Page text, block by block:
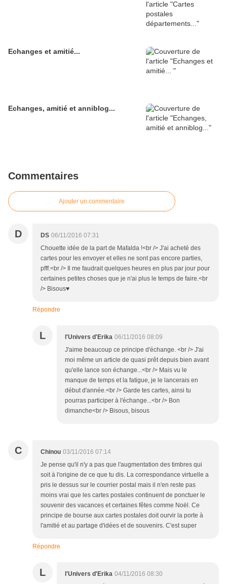
Echanges et amitié...
Echanges, amitié et anniblog...
Commentaires
Ajouter un commentaire
D DS 06/11/2016 07:31
Chouette idée de la part de Mafalda !<br /> J'ai acheté des
cartes pour les envoyer et elles ne sont pas encore parties,
pfff.<br /> Il me faudrait quelques heures en plus par jour pour
certaines petites choses que je n'ai plus le temps de faire.<br
/> Bisous♥
Répondre
L l'Univers d'Erika 06/11/2016 08:09
J'aime beaucoup ce principe d'échange. <br /> J'ai
moi même un article de quasi prêt depuis bien avant
qu'elle lance son échange...<br /> Mais vu le
manque de temps et la fatigue, je le lancerais en
début d'année.<br /> Garde tes cartes, ainsi tu
pourras participer à l'échange...<br /> Bon
dimanche<br /> Bisous, bisous
C Chinou 03/11/2016 07:14
Je pense qu'il n'y a pas que l'augmentation des timbres qui
soit à l'origine de ce que tu dis. La correspondance virtuelle a
pris le dessus sur le courrier postal mais il n'en reste pas
moins vrai que les cartes postales continuent de ponctuer le
souvenir des vacances et certaines fêtes comme Noël. Ce
principe de bourse aux cartes postales doit ourvir la porte à
l'amitié et au partage d'idées et de souvenirs. C'est super
Répondre
L l'Univers d'Erika 04/11/2016 08:30